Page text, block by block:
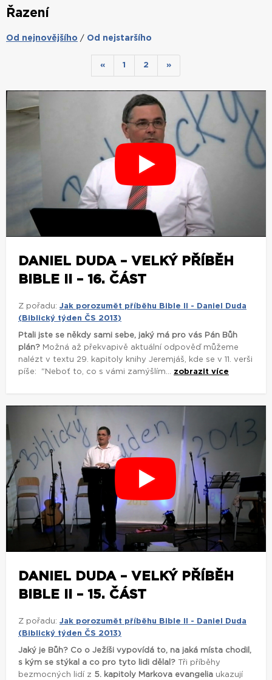
Řazení
Od nejnovějšího / Od nejstaršího
« 1 2 »
DANIEL DUDA – VELKÝ PŘÍBĚH
BIBLE II – 16. ČÁST
Z pořadu: Jak porozumět příběhu Bible II - Daniel Duda
(Biblický týden ČS 2013)
Ptali jste se někdy sami sebe, jaký má pro vás Pán Bůh
plán? Možná až překvapivě aktuální odpověď můžeme
nalézt v textu 29. kapitoly knihy Jeremjáš, kde se v 11. verši
píše: "Neboť to, co s vámi zamýšlím... zobrazit více
DANIEL DUDA – VELKÝ PŘÍBĚH
BIBLE II – 15. ČÁST
Z pořadu: Jak porozumět příběhu Bible II - Daniel Duda
(Biblický týden ČS 2013)
Jaký je Bůh? Co o Ježíši vypovídá to, na jaká místa chodil,
s kým se stýkal a co pro tyto lidi dělal? Tři příběhy
bezmocných lidí z 5. kapitoly Markova evangelia ukazují